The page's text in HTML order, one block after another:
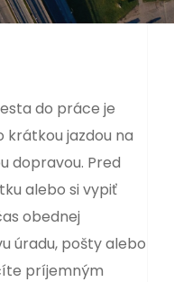
do práce je
jazdou na
dopravou. Pred
alebo si vypiť
obednej
úradu, pošty alebo
príjemným